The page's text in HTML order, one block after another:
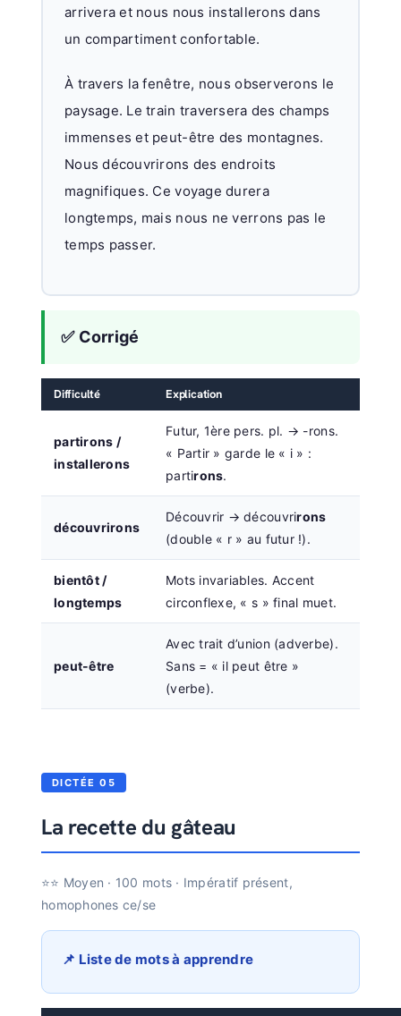
arrivera et nous nous installerons dans
un compartiment confortable.
À travers la fenêtre, nous observerons le
paysage. Le train traversera des champs
immenses et peut-être des montagnes.
Nous découvrirons des endroits
magnifiques. Ce voyage durera
longtemps, mais nous ne verrons pas le
temps passer.
✅ Corrigé
Difficulté Explication
partirons /
installerons
Futur, 1ère pers. pl. → -rons.
« Partir » garde le « i » :
partirons.
découvrirons
Découvrir → découvrirons
(double « r » au futur !).
bientôt /
longtemps
Mots invariables. Accent
circonflexe, « s » final muet.
peut-être
Avec trait d’union (adverbe).
Sans = « il peut être »
(verbe).
DICTÉE 05
La recette du gâteau
⭐⭐ Moyen · 100 mots · Impératif présent,
homophones ce/se
📌 Liste de mots à apprendre